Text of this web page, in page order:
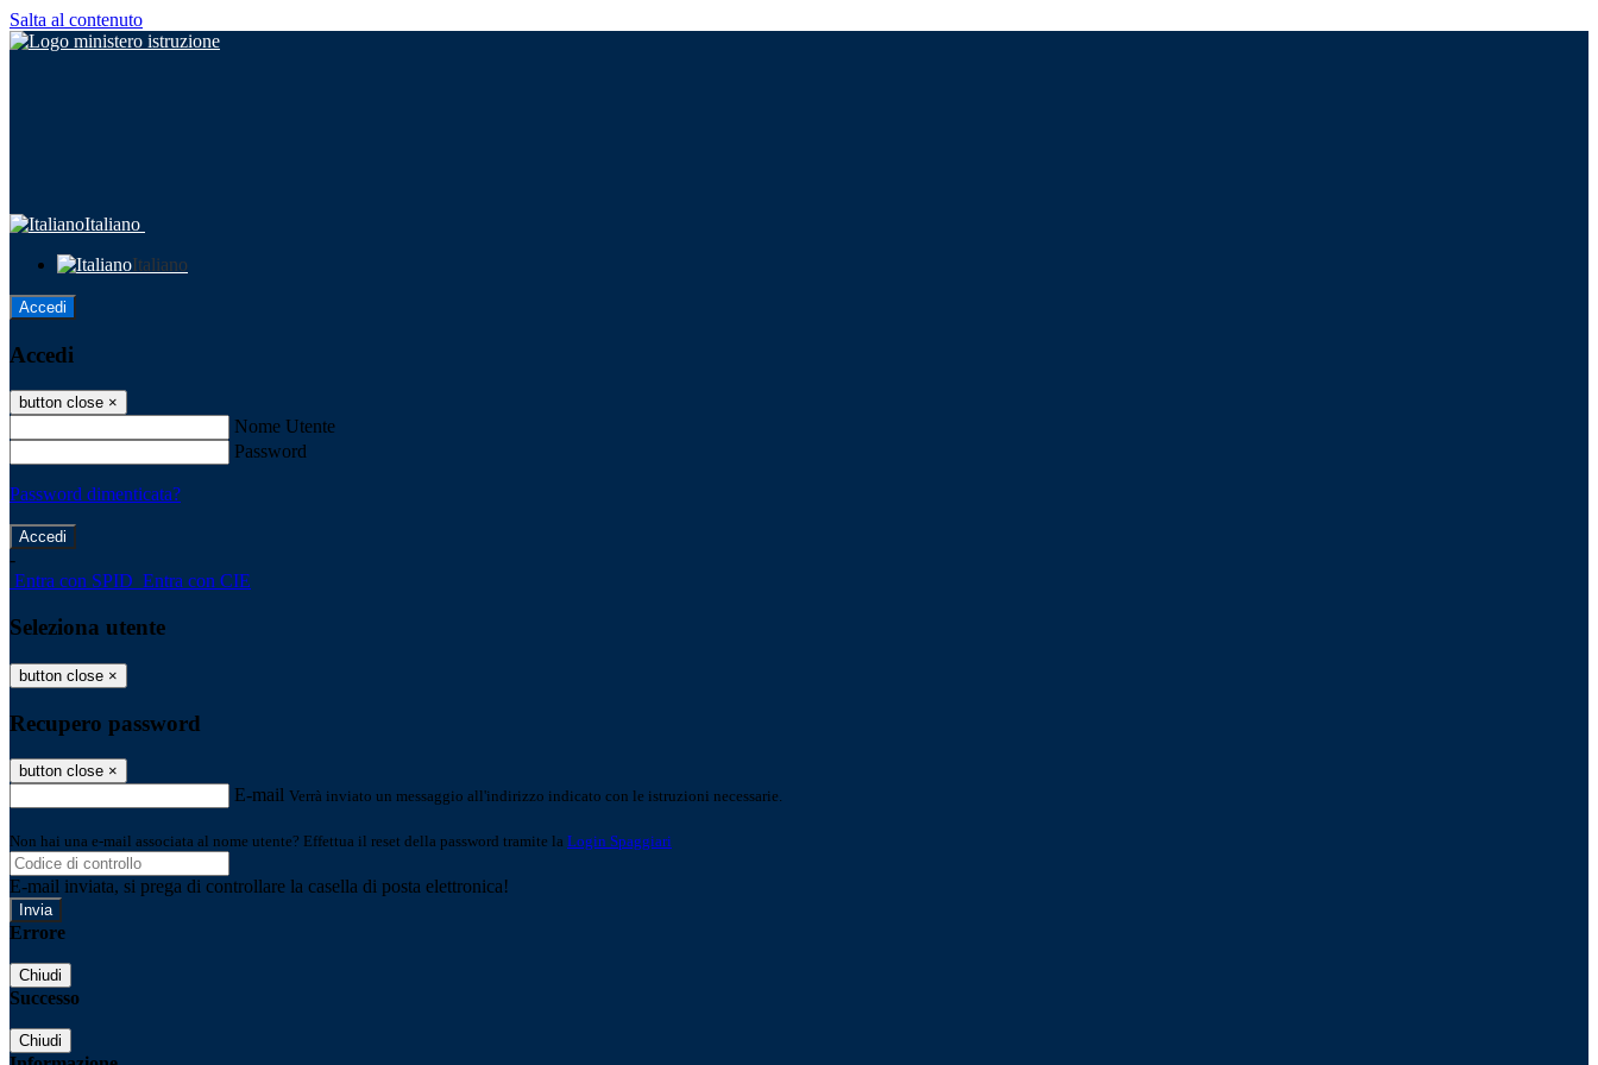
Salta al contenuto
Italiano
Italiano
Accedi
Accedi
button close ×
Nome Utente
Password
Password dimenticata?
-
Entra con SPID Entra con CIE
Seleziona utente
button close ×
Recupero password
button close ×
E-mail Verrà inviato un messaggio all'indirizzo indicato con le istruzioni necessarie.
Non hai una e-mail associata al nome utente? Effettua il reset della password tramite la Login Spaggiari
E-mail inviata, si prega di controllare la casella di posta elettronica!
Errore
Chiudi
Successo
Chiudi